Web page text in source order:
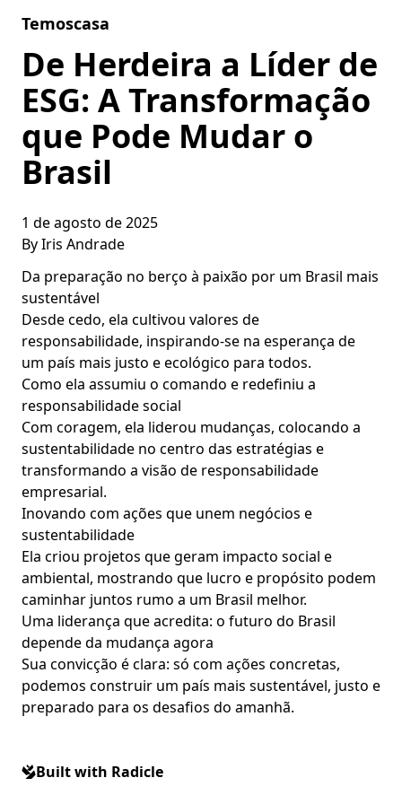
Temoscasa
De Herdeira a Líder de
ESG: A Transformação
que Pode Mudar o
Brasil
1 de agosto de 2025
ByIris Andrade
Da preparação no berço à paixão por um Brasil mais
sustentável
Desde cedo, ela cultivou valores de
responsabilidade, inspirando-se na esperança de
um país mais justo e ecológico para todos.
Como ela assumiu o comando e redefiniu a
responsabilidade social
Com coragem, ela liderou mudanças, colocando a
sustentabilidade no centro das estratégias e
transformando a visão de responsabilidade
empresarial.
Inovando com ações que unem negócios e
sustentabilidade
Ela criou projetos que geram impacto social e
ambiental, mostrando que lucro e propósito podem
caminhar juntos rumo a um Brasil melhor.
Uma liderança que acredita: o futuro do Brasil
depende da mudança agora
Sua convicção é clara: só com ações concretas,
podemos construir um país mais sustentável, justo e
preparado para os desafios do amanhã.
Built with Radicle